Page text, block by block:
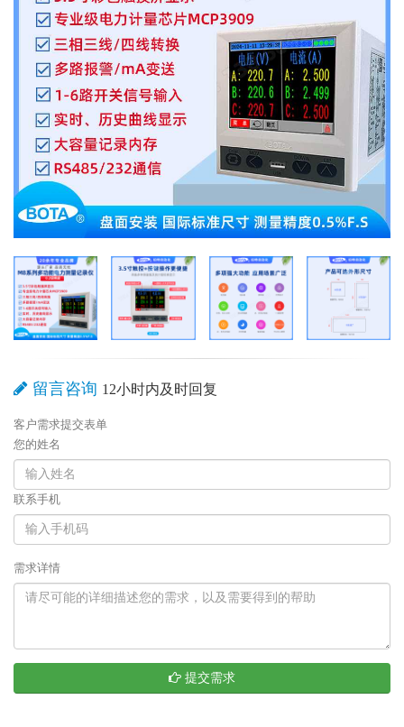
留言咨询 12小时内及时回复
客户需求提交表单
您的姓名
联系手机
需求详情
提交需求